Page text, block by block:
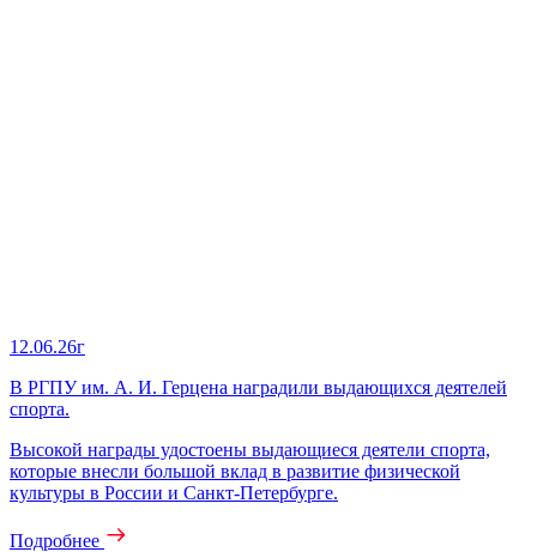
12.06.26г
В РГПУ им. А. И. Герцена наградили выдающихся деятелей
спорта.
Высокой награды удостоены выдающиеся деятели спорта,
которые внесли большой вклад в развитие физической
культуры в России и Санкт-Петербурге.
Подробнее